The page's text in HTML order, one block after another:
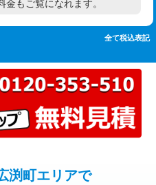
業） 11,000円~
66,000円
で） 27,500円
え） 38,500円
27,500円
現地調査
33,000円
+3,300円
33,000円
掃・修
11,000円
金もご覧になれます。
全て税込表記
渕町エリアで